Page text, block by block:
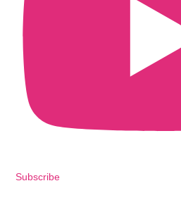
Subscribe